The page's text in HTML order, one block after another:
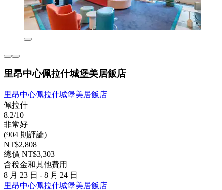
里昂中心佩拉什城堡美居飯店
里昂中心佩拉什城堡美居飯店
佩拉什
8.2/10
非常好
(904 則評論)
NT$2,808
總價 NT$3,303
含稅金和其他費用
8 月 23 日 - 8 月 24 日
里昂中心佩拉什城堡美居飯店